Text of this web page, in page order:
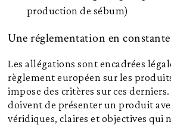
production de sébum)
Une réglementation en
Les allégations sont encadrées
règlement européen sur les
impose des critères sur ces derniers.
doivent de présenter un produit
véridiques, claires et objectives qui